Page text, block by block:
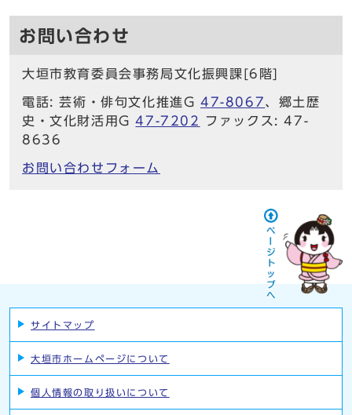
お問い合わせ
大垣市教育委員会事務局文化振興課[6階]
電話: 芸術・俳句文化推進G47-8067、郷土歴
史・文化財活用G47-7202
ファックス: 47-
8636
お問い合わせフォーム
サイトマップ
大垣市ホームページについて
個人情報の取り扱いについて